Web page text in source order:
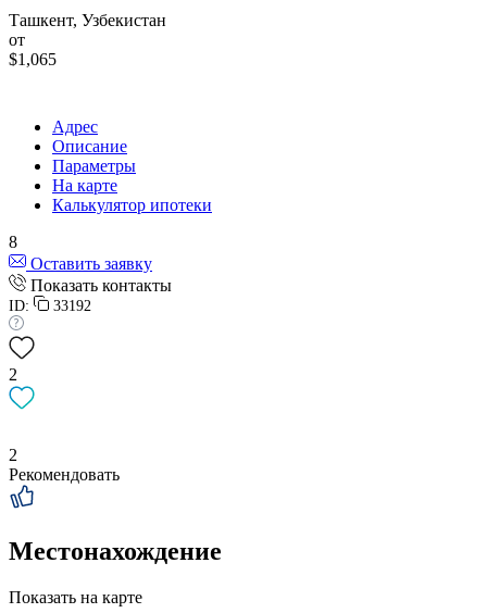
Ташкент, Узбекистан
от
$1,065
Адрес
Описание
Параметры
На карте
Калькулятор ипотеки
8
Оставить заявку
Показать контакты
ID: 33192
2
2
Рекомендовать
Местонахождение
Показать на карте